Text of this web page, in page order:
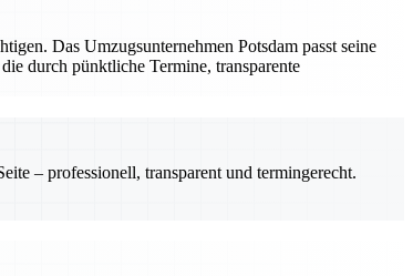
Das Umzugsunternehmen Potsdam passt seine
durch pünktliche Termine, transparente
– professionell, transparent und termingerecht.